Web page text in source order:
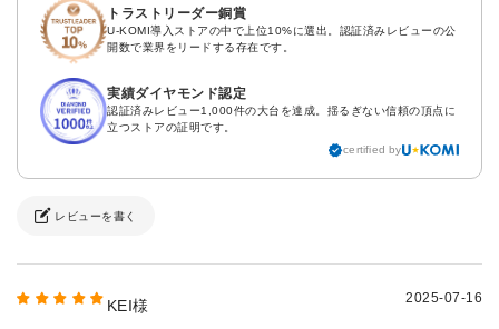
トラストリーダー銅賞
U-KOMI導入ストアの中で上位10%に選出。認証済みレビューの公
開数で業界をリードする存在です。
実績ダイヤモンド認定
認証済みレビュー1,000件の大台を達成。揺るぎない信頼の頂点に
立つストアの証明です。
certified by
レビューを書く
KEI様 2025-07-16